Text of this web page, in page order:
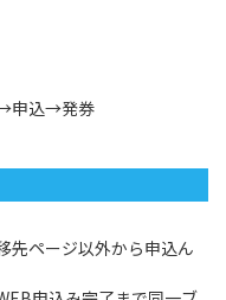
申込→発券
先ページ以外から申込ん